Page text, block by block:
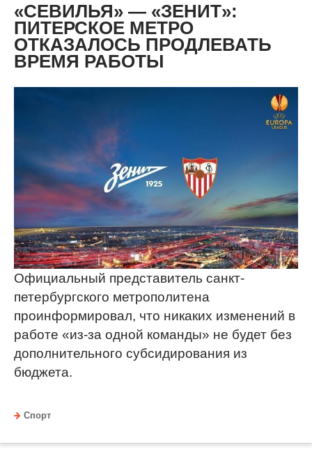
«СЕВИЛЬЯ» — «ЗЕНИТ»:
ПИТЕРСКОЕ МЕТРО
ОТКАЗАЛОСЬ ПРОДЛЕВАТЬ
ВРЕМЯ РАБОТЫ
Официальный представитель санкт-
петербургского метрополитена
проинформировал, что никаких изменений в
работе «из-за одной команды» не будет без
дополнительного субсидирования из
бюджета.
Спорт